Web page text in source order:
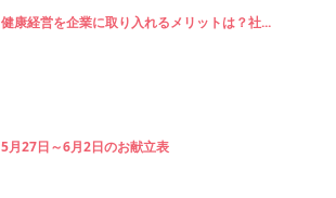
健康経営を企業に取り入れるメリットは？社...
5月27日～6月2日のお献立表